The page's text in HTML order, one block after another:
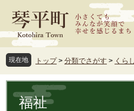
ジ
先
頭
で
ュ
を
飛
ば
現在地 トップ > 分類でさがす > くら
文 福祉